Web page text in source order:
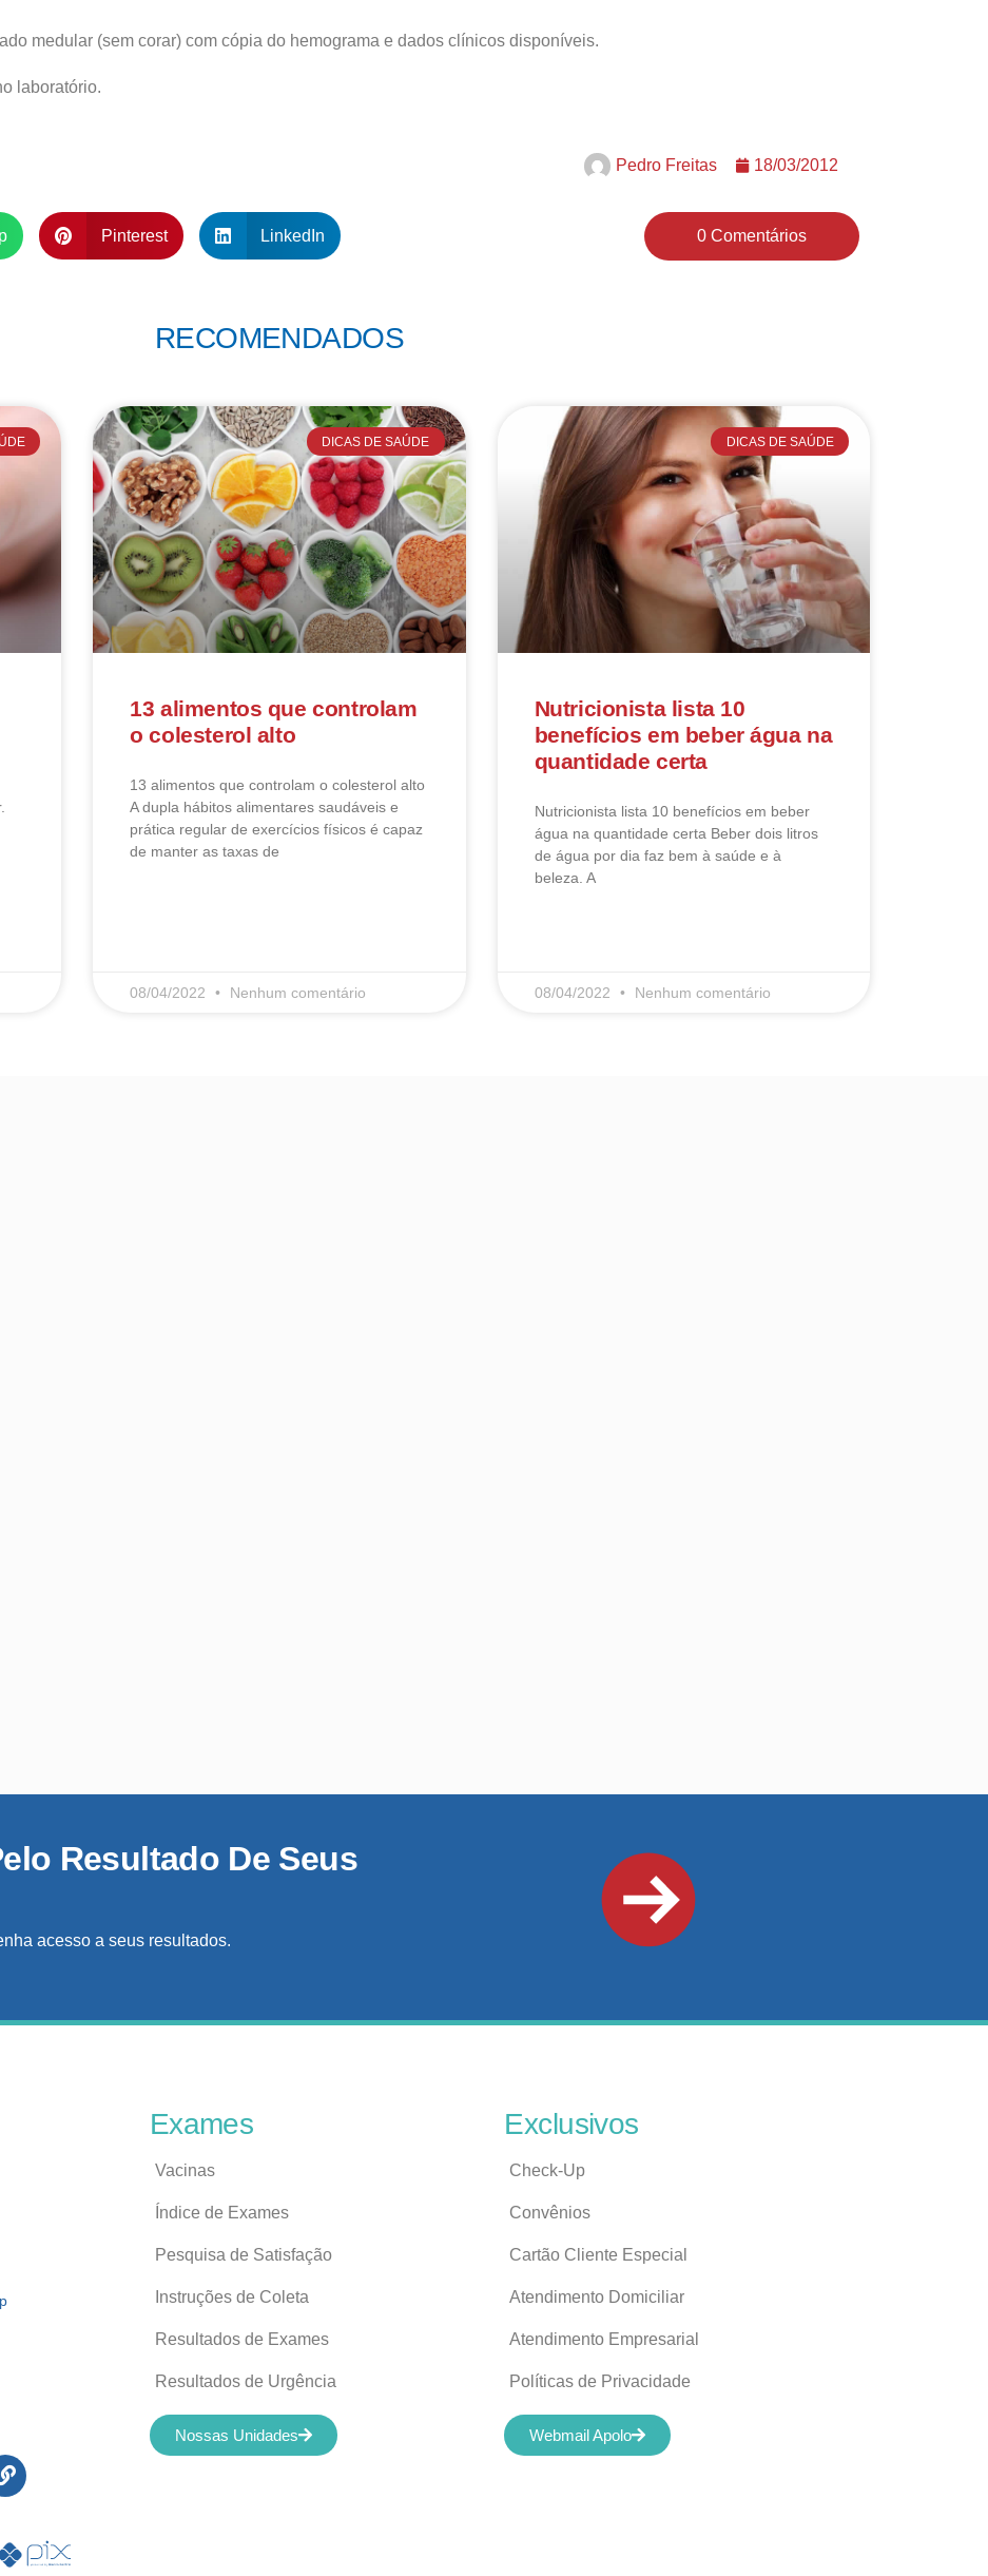
medular (sem corar) com cópia do hemograma e dados clínicos disponíveis.
laboratório.
Pedro Freitas 18/03/2012
Pinterest LinkedIn 0 Comentários
RECOMENDADOS
DICAS DE SAÚDE
13 alimentos que controlam
o colesterol alto
13 alimentos que controlam o colesterol alto​
A dupla hábitos alimentares saudáveis e
prática regular de exercícios físicos é capaz
de manter as taxas de
08/04/2022 Nenhum comentário
DICAS DE SAÚDE
Nutricionista lista 10
benefícios em beber água na
quantidade certa
Nutricionista lista 10 benefícios em beber
água na quantidade certa Beber dois litros
de água por dia faz bem à saúde e à
beleza. A
08/04/2022 Nenhum comentário
Resultado De Seus
acesso a seus resultados.
Exames
Vacinas
Índice de Exames
Pesquisa de Satisfação
Instruções de Coleta
Resultados de Exames
Resultados de Urgência
Nossas Unidades
Exclusivos
Check-Up
Convênios
Cartão Cliente Especial
Atendimento Domiciliar
Atendimento Empresarial
Políticas de Privacidade
Webmail Apolo